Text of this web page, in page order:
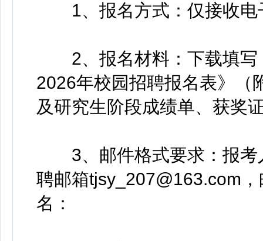
1、报名方式：仅接收电
2、报名材料：下载填写
2026年校园招聘报名表》（
及研究生阶段成绩单、获奖
3、邮件格式要求：报考
聘邮箱tjsy_207@163.com
名：